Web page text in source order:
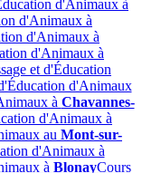
d'Animaux à
d'Animaux à
d'Animaux à
d'Animaux à
et d'Éducation
d'Animaux
à Chavannes-
d'Animaux à
au Mont-sur-
d'Animaux à
à BlonayCours